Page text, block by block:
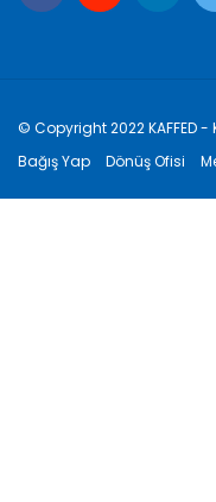
© Copyright 2022 KAFFED -
Bağış Yap
Dönüş Ofisi